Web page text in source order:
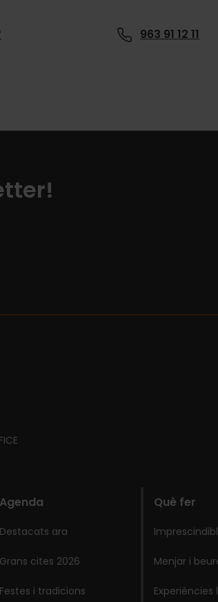
963 91 12 11
Agenda
Destacats ara
Grans cites 2026
Festes i tradicions
Què fer
Menjar i
Experiències